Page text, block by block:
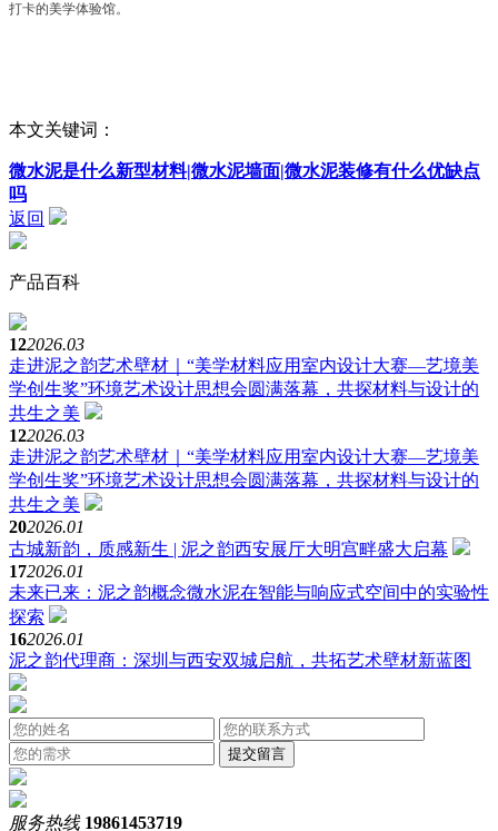
打卡的美学体验馆。
本文关键词：
微水泥是什么新型材料|微水泥墙面|微水泥装修有什么优缺点
吗
返回
产品百科
122026.03
走进泥之韵艺术壁材｜“美学材料应用室内设计大赛—艺境美
学创生奖”环境艺术设计思想会圆满落幕，共探材料与设计的
共生之美
122026.03
走进泥之韵艺术壁材｜“美学材料应用室内设计大赛—艺境美
学创生奖”环境艺术设计思想会圆满落幕，共探材料与设计的
共生之美
202026.01
古城新韵，质感新生 | 泥之韵西安展厅大明宫畔盛大启幕
172026.01
未来已来：泥之韵概念微水泥在智能与响应式空间中的实验性
探索
162026.01
泥之韵代理商：深圳与西安双城启航，共拓艺术壁材新蓝图
服务热线 19861453719